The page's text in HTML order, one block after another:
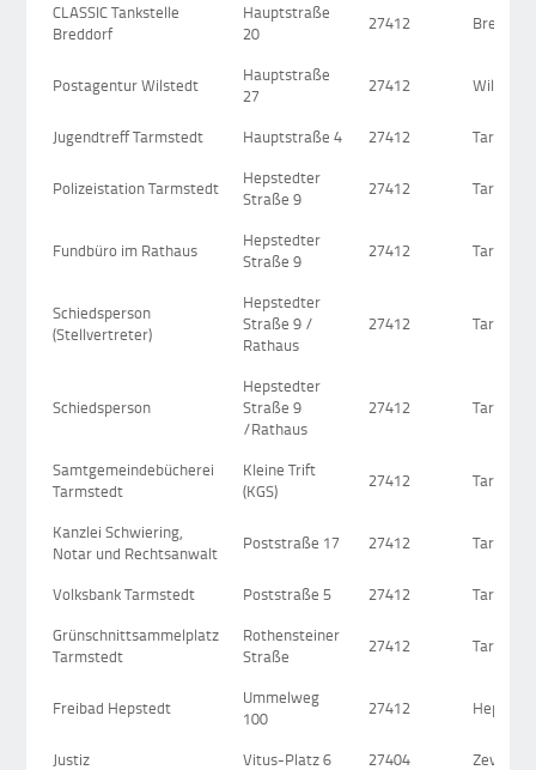
CLASSIC Tankstelle
Breddorf
Hauptstraße
20
27412 Breddorf
Postagentur Wilstedt
Hauptstraße
27
27412 Wilstedt
Jugendtreff Tarmstedt Hauptstraße 4 27412
Polizeistation Tarmstedt
Hepstedter
Straße 9
27412
Fundbüro im Rathaus
Hepstedter
Straße 9
27412
Schiedsperson
(Stellvertreter)
Hepstedter
Straße 9 /
Rathaus
27412
Schiedsperson
Hepstedter
Straße 9
/Rathaus
27412
Samtgemeindebücherei
Tarmstedt
Kleine Trift
(KGS)
27412
Kanzlei Schwiering,
Notar und Rechtsanwalt
Poststraße 17 27412
Volksbank Tarmstedt Poststraße 5 27412
Grünschnittsammelplatz
Tarmstedt
Rothensteiner
Straße
27412
Freibad Hepstedt
Ummelweg
100
27412 Hepstedt
Justiz Vitus-Platz 6 27404 Zeven